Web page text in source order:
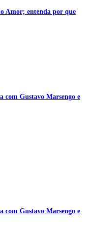
Amor; entenda por que
com Gustavo Marsengo e
com Gustavo Marsengo e